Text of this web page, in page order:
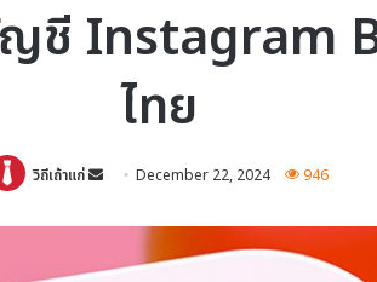
ญชี Instagram
ไทย
วิถีเถ้าแก่
Send
email
December 22, 2024 946